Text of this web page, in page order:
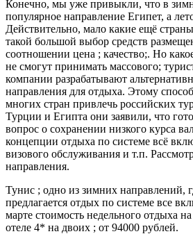
Конечно, мы уже привыкли, что в
популярное направление Египет, а
Действительно, мало какие ещё
такой большой выбор средств
соотношении цена ; качество;. Но
не смогут принимать массового;
компании разрабатывают
направления для отдыха. Этому
многих стран привлечь российских
Турции и Египта они заявили, что
вопрос о сохранении низкого курса
концепции отдыха по системе всё
визового обслуживания и т.п.
направления.
Тунис ; одно из зимних направлений,
предлагается отдых по системе все
марте стоимость недельного отдыха
отеле 4* на двоих ; от 94000 рублей.